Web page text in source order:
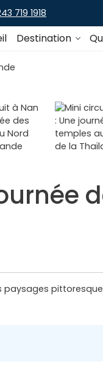
719 1918
Destination
paysages